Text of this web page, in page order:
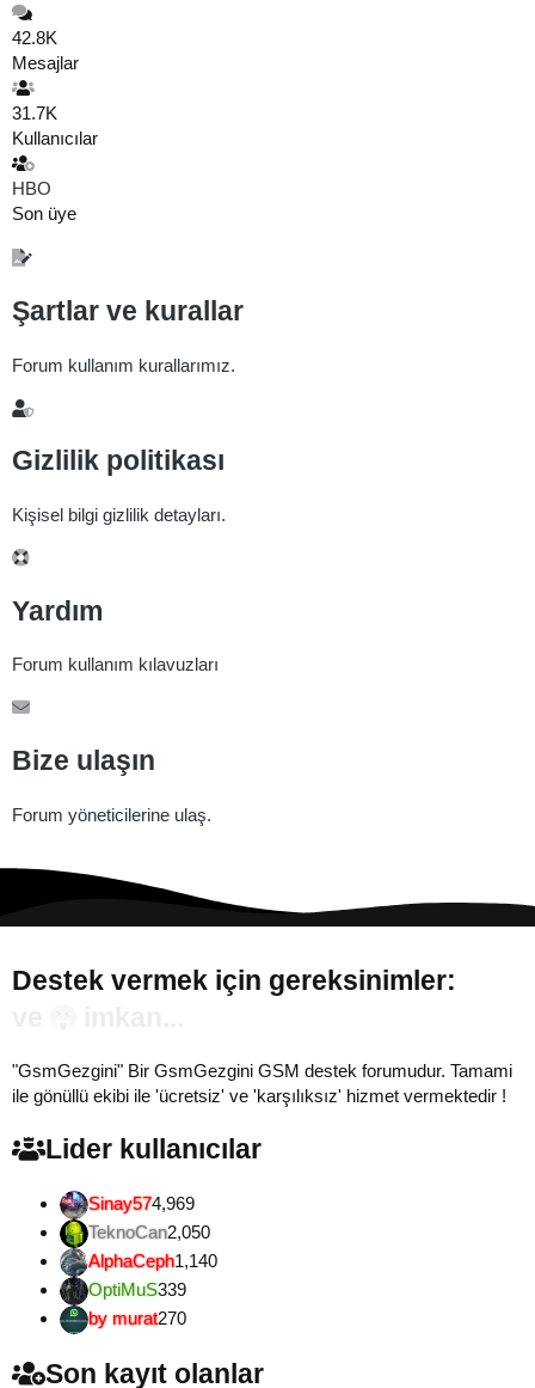
42.8K
Mesajlar
31.7K
Kullanıcılar
HBO
Son üye
Şartlar ve kurallar
Forum kullanım kurallarımız.
Gizlilik politikası
Kişisel bilgi gizlilik detayları.
Yardım
Forum kullanım kılavuzları
Bize ulaşın
Forum yöneticilerine ulaş.
Destek vermek için gereksinimler:
"GsmGezgini" Bir GsmGezgini GSM destek forumudur. Tamami
ile gönüllü ekibi ile 'ücretsiz' ve 'karşılıksız' hizmet vermektedir !
Lider kullanıcılar
Sinay574,969
TeknoCan2,050
AlphaCeph1,140
OptiMuS339
by murat270
Son kayıt olanlar